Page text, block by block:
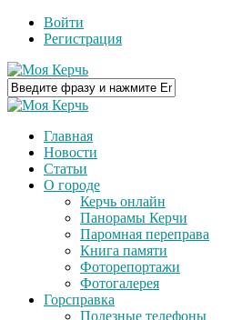
Войти
Регистрация
Главная
Новости
Статьи
О городе
Керчь онлайн
Панорамы Керчи
Паромная переправа
Книга памяти
Фоторепортажи
Фотогалерея
Горсправка
Полезные телефоны